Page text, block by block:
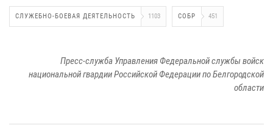
СЛУЖЕБНО-БОЕВАЯ ДЕЯТЕЛЬНОСТЬ 1103 СОБР 451
Пресс-служба Управления Федеральной службы войск
национальной гвардии Российской Федерации по Белгородской
области